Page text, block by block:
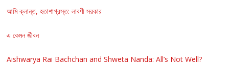
আমি ক্লান্ত, হতাশাগ্রস্ত: লাবণী সরকার
এ কেমন জীবন
Aishwarya Rai Bachchan and Shweta Nanda: All’s Not Well?